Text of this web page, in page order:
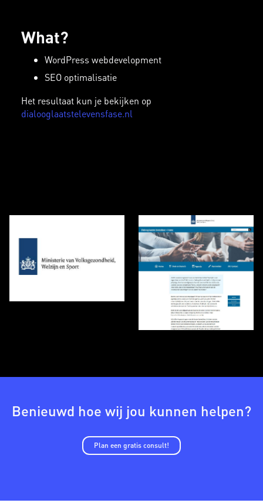
What?
WordPress webdevelopment
SEO optimalisatie
Het resultaat kun je bekijken op
dialooglaatstelevensfase.nl
Benieuwd hoe wij jou kunnen helpen?
Plan een gratis consult!